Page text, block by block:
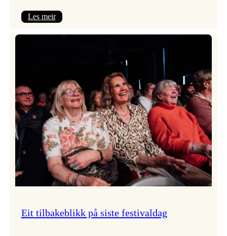
Les meir:
Eit tilbakeblikk på siste festivaldag